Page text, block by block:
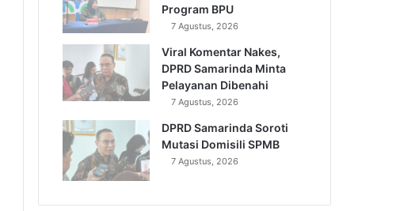
Program BPU
7 Agustus, 2026
Viral Komentar Nakes,
DPRD Samarinda Minta
Pelayanan Dibenahi
7 Agustus, 2026
DPRD Samarinda Soroti
Mutasi Domisili SPMB
7 Agustus, 2026